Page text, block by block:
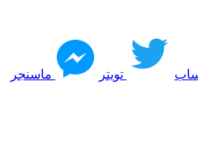
تويتر ماسنجر